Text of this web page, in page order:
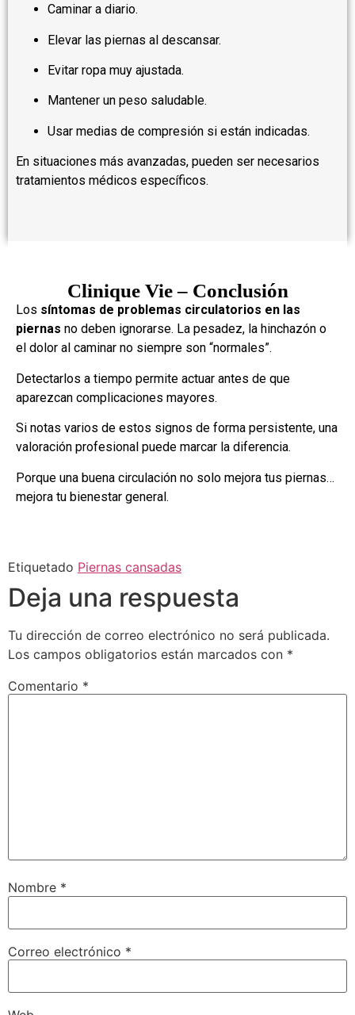
Caminar a diario.
Elevar las piernas al descansar.
Evitar ropa muy ajustada.
Mantener un peso saludable.
Usar medias de compresión si están indicadas.
En situaciones más avanzadas, pueden ser necesarios
tratamientos médicos específicos.
Clinique Vie – Conclusión
Los síntomas de problemas circulatorios en las
piernas no deben ignorarse. La pesadez, la hinchazón o
el dolor al caminar no siempre son “normales”.
Detectarlos a tiempo permite actuar antes de que
aparezcan complicaciones mayores.
Si notas varios de estos signos de forma persistente, una
valoración profesional puede marcar la diferencia.
Porque una buena circulación no solo mejora tus piernas…
mejora tu bienestar general.
Etiquetado Piernas cansadas
Deja una respuesta
Tu dirección de correo electrónico no será publicada.
Los campos obligatorios están marcados con *
Comentario *
Nombre *
Correo electrónico *